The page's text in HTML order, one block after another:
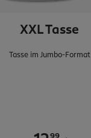
XXL Tasse
Tasse im Jumbo-Format